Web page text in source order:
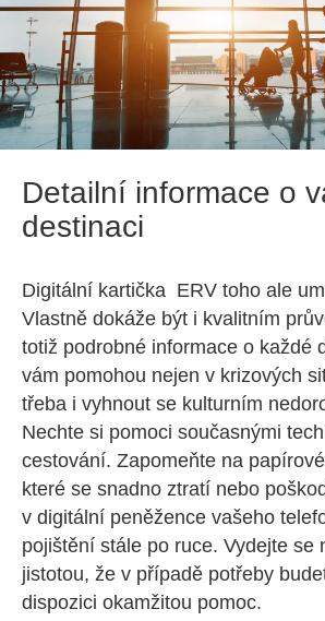
Detailní informace o
destinaci
Digitální kartička ERV toho ale
Vlastně dokáže být i kvalitním
totiž podrobné informace o každé
vám pomohou nejen v krizových
třeba i vyhnout se kulturním
Nechte si pomoci současnými
cestování. Zapomeňte na
které se snadno ztratí nebo
v digitální peněžence vašeho
pojištění stále po ruce. Vydejte se
jistotou, že v případě potřeby
dispozici okamžitou pomoc.